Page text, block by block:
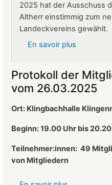
2025 hat der Ausschuss
Altherr einstimmig zum
Landeckvereins gewählt.
En savoir plus
Altherr
ist
neuer
des
Protokoll der
vom 26.03.2025
Ort: Klingbachhalle
Beginn: 19.00 Uhr bis
Teilnehmer:innen: 49
von Mitgliedern